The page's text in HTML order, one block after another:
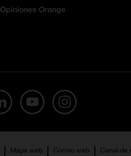
Opiniones Orange
Mapa web Correo web Canal de